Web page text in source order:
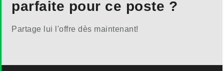
parfaite pour ce poste ?
Partage lui l'offre dès maintenant!